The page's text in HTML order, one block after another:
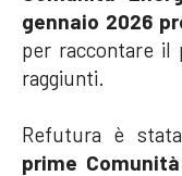
gennaio 2026
per raccontare il
raggiunti.
Refutura è
prime